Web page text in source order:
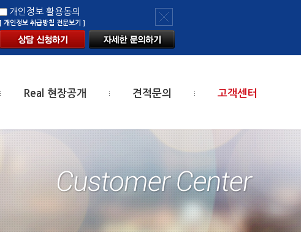
개인정보 활용동의
[ 개인정보 취급방침 전문보기 ]
Real 현장공개 견적문의 고객센터